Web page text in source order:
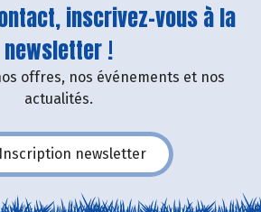
inscrivez-vous à la
newsletter !
offres, nos événements et nos
actualités.
Inscription newsletter